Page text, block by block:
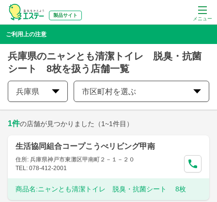
メニュー
製品サイト
ご利用上の注意
兵庫県のニャンとも清潔トイレ 脱臭・抗菌
シート 8枚を扱う店舗一覧
兵庫県 市区町村を選ぶ
1件の店舗が見つかりました （1~1件目）
生活協同組合コープこうべリビング甲南
住所: 兵庫県神戸市東灘区甲南町２－１－２０
TEL: 078-412-2001
商品名:ニャンとも清潔トイレ 脱臭・抗菌シート 8枚